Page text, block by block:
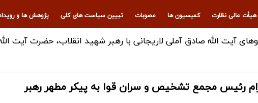
هیأت عالی نظارت کمیسیون ها مصوبات تبیین سیاست های کلی پژوهش ها و
آیت ‌الله صادق آملی لاریجانی با رهبر شهید انقلاب، حضرت آیت‌
رئیس مجمع تشخیص و سران قوا به پیکر مطهر رهبر